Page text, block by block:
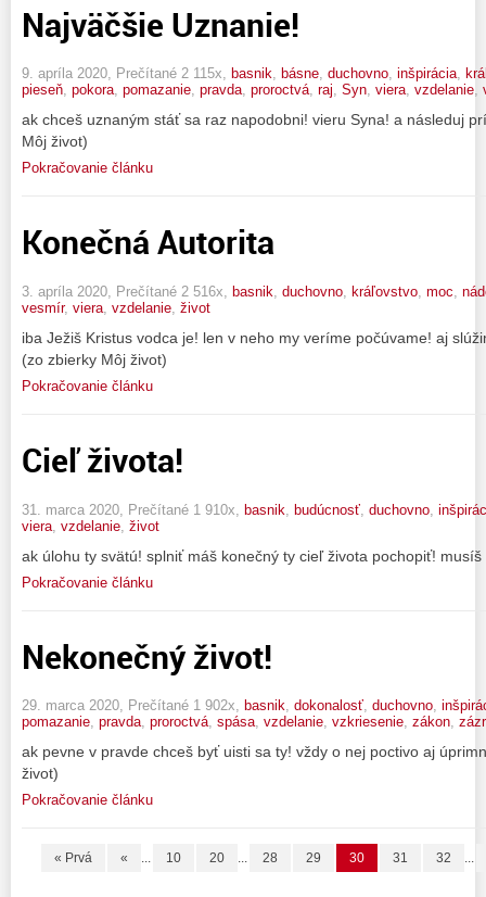
Najväčšie Uznanie!
9. apríla 2020, Prečítané 2 115x, basnik, básne, duchovno, inšpirácia,
pieseň, pokora, pomazanie, pravda, proroctvá, raj, Syn, viera, vzdelanie,
ak chceš uznaným stáť sa raz napodobni! vieru Syna! a následuj
Môj život)
Pokračovanie článku
Konečná Autorita
3. apríla 2020, Prečítané 2 516x, basnik duchovno kráľovstvo moc
vesmír, viera vzdelanie život
iba Ježiš Kristus vodca je! len v neho my veríme počúvame! aj
(zo zbierky Môj život)
Pokračovanie článku
Cieľ života!
31. marca 2020, Prečítané 1 910x, basnik budúcnosť duchovno
viera vzdelanie život
ak úlohu ty svätú! splniť máš konečný ty cieľ života pochopiť!
Pokračovanie článku
Nekonečný život!
29. marca 2020, Prečítané 1 902x, basnik, dokonalosť, duchovno,
pomazanie, pravda, proroctvá, spása, vzdelanie, vzkriesenie, zákon,
ak pevne v pravde chceš byť uisti sa ty! vždy o nej poctivo aj
život)
Pokračovanie článku
« Prvá « ... 10 20 ... 28 29 30 31 32 ...